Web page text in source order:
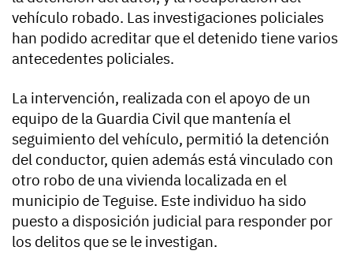
vehículo robado. Las investigaciones policiales
han podido acreditar que el detenido tiene varios
antecedentes policiales.
La intervención, realizada con el apoyo de un
equipo de la Guardia Civil que mantenía el
seguimiento del vehículo, permitió la detención
del conductor, quien además está vinculado con
otro robo de una vivienda localizada en el
municipio de Teguise. Este individuo ha sido
puesto a disposición judicial para responder por
los delitos que se le investigan.